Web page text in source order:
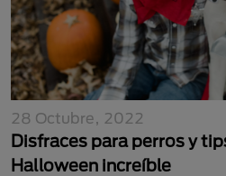
28 Octubre, 2022
Disfraces para perros y
Halloween increíble